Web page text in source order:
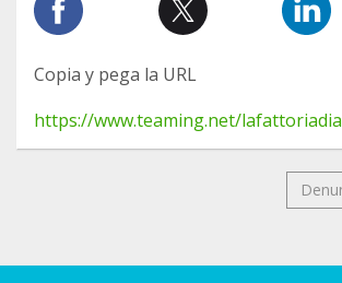
Copia y pega la URL
https://www.teaming.net/